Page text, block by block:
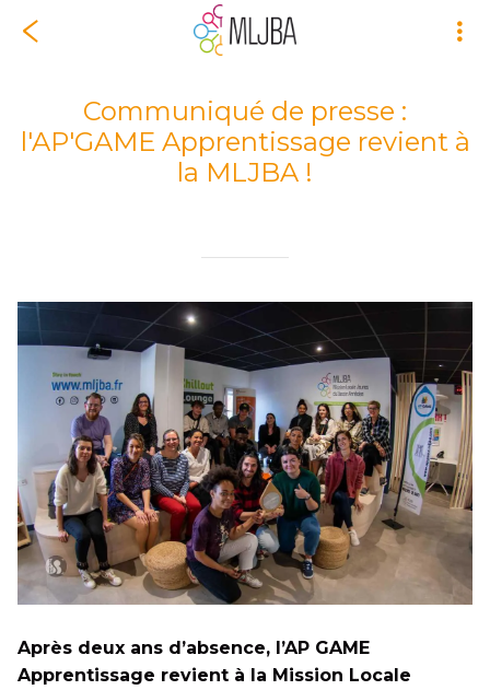
Communiqué de presse :
l'AP'GAME Apprentissage revient à
la MLJBA !
Après deux ans d’absence, l’AP GAME
Apprentissage revient à la Mission Locale